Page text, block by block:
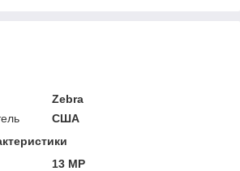
Zebra
США
13 MP